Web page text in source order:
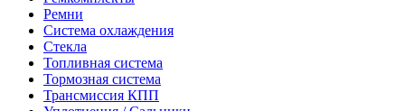
Ремни
Система охлаждения
Стекла
Топливная система
Тормозная система
Трансмиссия КПП